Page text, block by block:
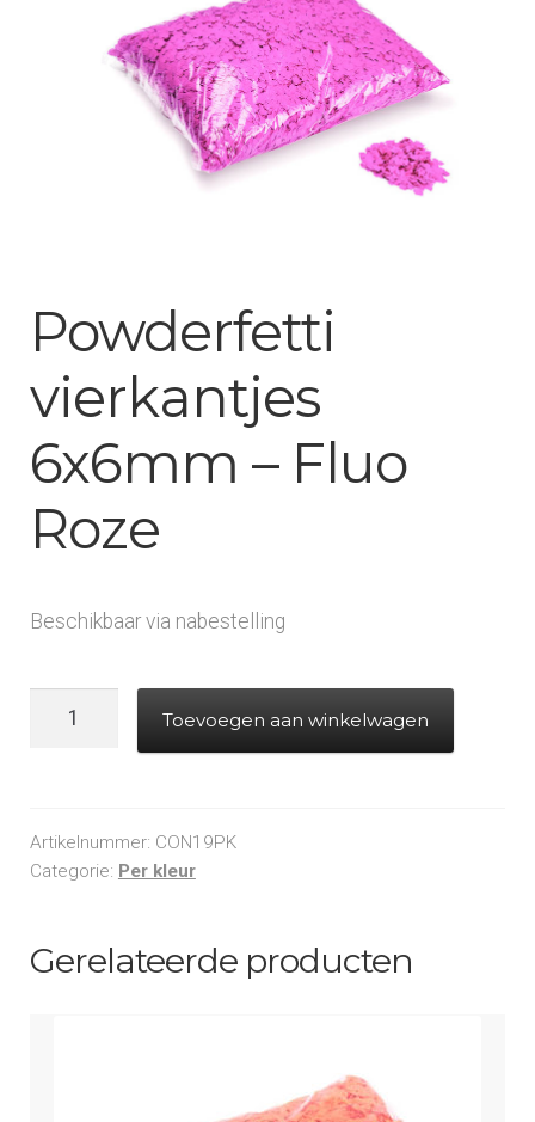
Mijn account
Powderfetti
vierkantjes
6x6mm – Fluo
Roze
Beschikbaar via nabestelling
Fluo
Roze
Toevoegen aan winkelwagen
Artikelnummer: CON19PK
Categorie: Per kleur
Gerelateerde producten